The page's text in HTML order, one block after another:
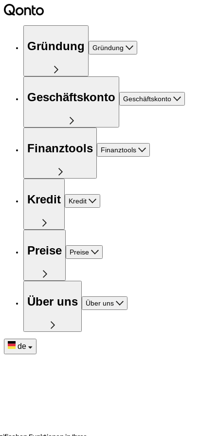
Gründung Gründung
Geschäftskonto Geschäftskonto
Finanztools Finanztools
Kredit Kredit
Preise Preise
Über uns Über uns
de